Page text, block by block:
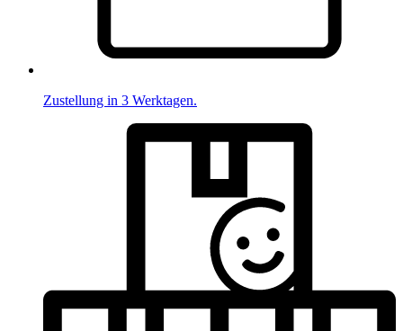
Zustellung in 3 Werktagen.